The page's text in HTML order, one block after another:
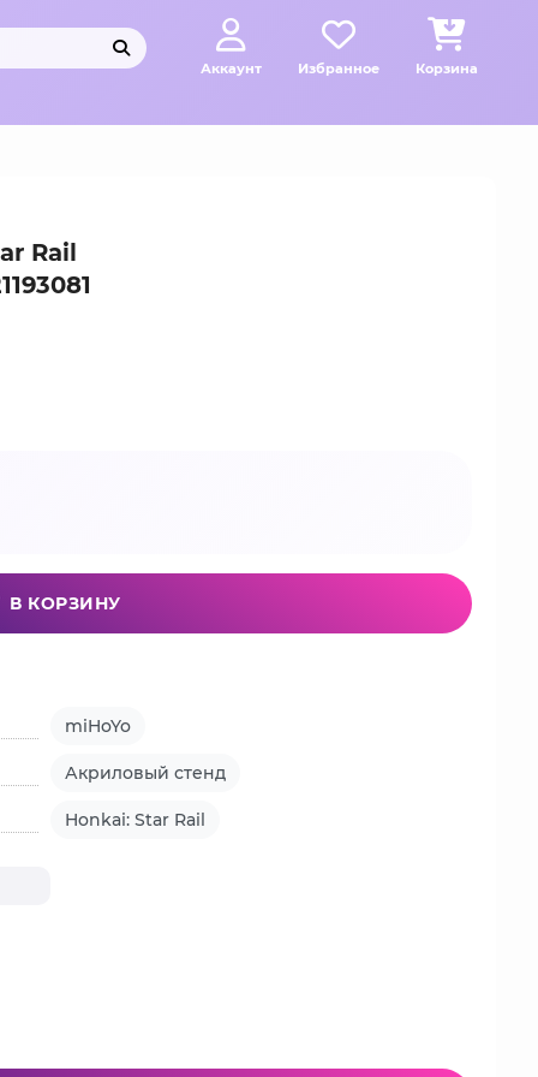
Аккаунт Избранное Корзина
Rail
В КОРЗИНУ
miHoYo
Акриловый стенд
Honkai: Star Rail